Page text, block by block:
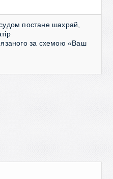
постане шахрай,
за схемою «Ваш